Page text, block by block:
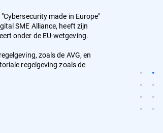
made in Europe"
SME Alliance, heeft zijn
onder de EU-wetgeving.
zoals de AVG, en
regelgeving zoals de